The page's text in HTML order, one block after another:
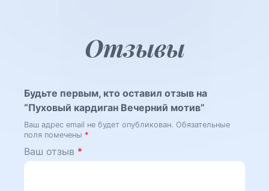
Отзывы
Будьте первым, кто оставил отзыв на
“Пуховый кардиган Вечерний мотив”
Ваш адрес email не будет опубликован. Обязательные
поля помечены *
Ваш отзыв *